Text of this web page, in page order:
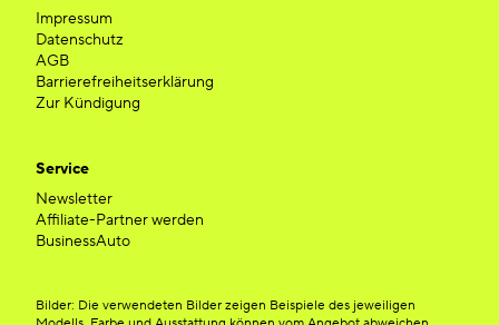
Impressum
Datenschutz
AGB
Barrierefreiheitserklärung
Zur Kündigung
Service
Newsletter
Affiliate-Partner werden
BusinessAuto
Bilder: Die verwendeten Bilder zeigen Beispiele des jeweiligen